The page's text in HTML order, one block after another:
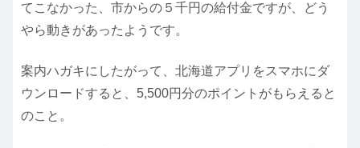
てこなかった、市からの５千円の給付金ですが、どう
やら動きがあったようです。
案内ハガキにしたがって、北海道アプリをスマホにダ
ウンロードすると、5,500円分のポイントがもらえると
のこと。